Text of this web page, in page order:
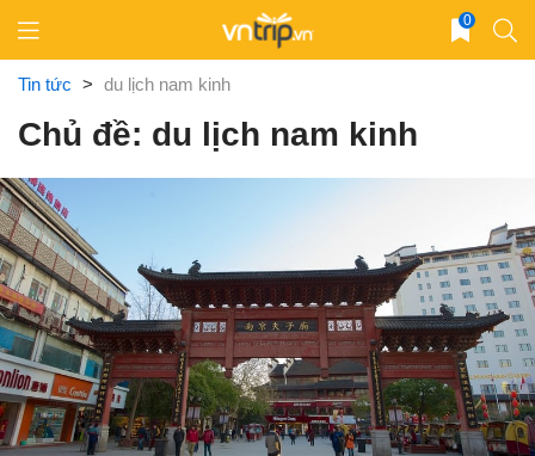
content
0
Tin tức > du lịch nam kinh
Chủ đề: du lịch nam kinh